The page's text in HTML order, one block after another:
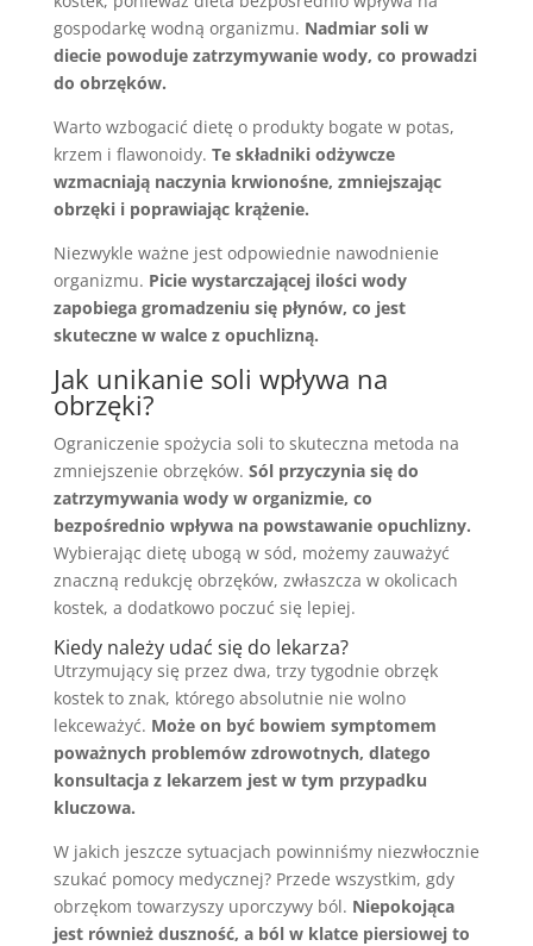
gospodarkę wodną organizmu. Nadmiar soli w
diecie powoduje zatrzymywanie wody, co prowadzi
do obrzęków.
Warto wzbogacić dietę o produkty bogate w potas,
krzem i flawonoidy. Te składniki odżywcze
wzmacniają naczynia krwionośne, zmniejszając
obrzęki i poprawiając krążenie.
Niezwykle ważne jest odpowiednie nawodnienie
organizmu. Picie wystarczającej ilości wody
zapobiega gromadzeniu się płynów, co jest
skuteczne w walce z opuchlizną.
Jak unikanie soli wpływa na
obrzęki?
Ograniczenie spożycia soli to skuteczna metoda na
zmniejszenie obrzęków. Sól przyczynia się do
zatrzymywania wody w organizmie, co
bezpośrednio wpływa na powstawanie opuchlizny.
Wybierając dietę ubogą w sód, możemy zauważyć
znaczną redukcję obrzęków, zwłaszcza w okolicach
kostek, a dodatkowo poczuć się lepiej.
Kiedy należy udać się do lekarza?
Utrzymujący się przez dwa, trzy tygodnie obrzęk
kostek to znak, którego absolutnie nie wolno
lekceważyć. Może on być bowiem symptomem
poważnych problemów zdrowotnych, dlatego
konsultacja z lekarzem jest w tym przypadku
kluczowa.
W jakich jeszcze sytuacjach powinniśmy niezwłocznie
szukać pomocy medycznej? Przede wszystkim, gdy
obrzękom towarzyszy uporczywy ból. Niepokojąca
jest również duszność, a ból w klatce piersiowej to